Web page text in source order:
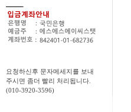
요청하신후 문자메세지를 보내
주시면 좀더 빨리 처리됩니다.
(010-3920-3596)